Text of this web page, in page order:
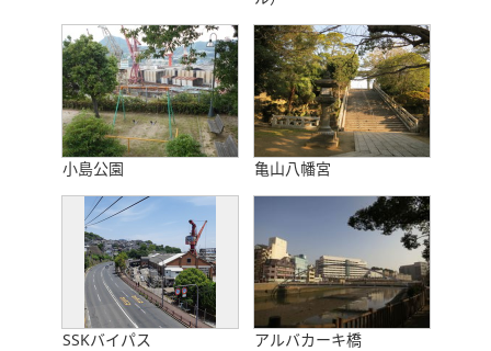
小島公園 亀山八幡宮
SSKバイパス アルバカーキ橋